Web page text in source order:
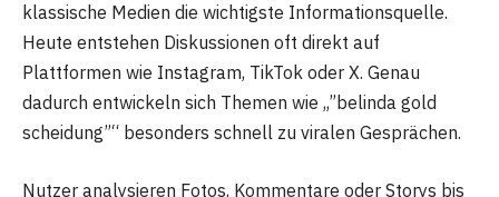
klassische Medien die wichtigste Informationsquelle.
Heute entstehen Diskussionen oft direkt auf
Plattformen wie Instagram, TikTok oder X. Genau
dadurch entwickeln sich Themen wie „”belinda gold
scheidung”“ besonders schnell zu viralen Gesprächen.
Nutzer analysieren Fotos, Kommentare oder Storys bis